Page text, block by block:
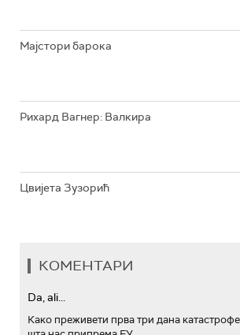
Мајстори барока
Рихард Вагнер: Валкира
Цвијета Зузорић
КОМЕНТАРИ
Da, ali...
Како преживети прва три дана